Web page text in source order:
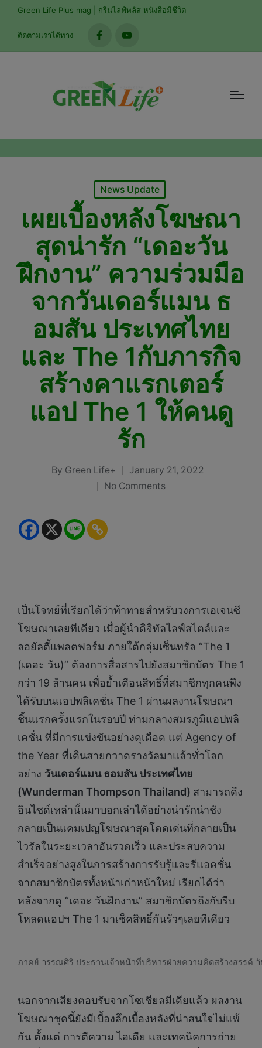
Green Life Plus mag | กรีนไลฟ์พลัส หนังสือมีชีวิต
ติดตามเราได้ทาง
facebookyoutube
Posted
News Update
เผยเบื้องหลังโฆษณา
สุดน่ารัก “เดอะวัน
ฝึกงาน” ความร่วมมือ
จากวันเดอร์แมน ธ
อมสัน ประเทศไทย
และ The 1กับภารกิจ
สร้างคาแรกเตอร์
แอป The 1 ให้คนดู
รัก
Posted
By Green Life+
January 21, 2022
No Comments
เป็นโจทย์ที่เรียกได้ว่าท้าทายสำหรับวงการเอเจนซี
โฆษณาเลยทีเดียว เมื่อผู้นำดิจิทัลไลฟ์สไตล์และ
ลอยัลตี้แพลตฟอร์ม ภายใต้กลุ่มเซ็นทรัล “The 1
(เดอะ วัน)” ต้องการสื่อสารไปยังสมาชิกบัตร The 1
กว่า 19 ล้านคน เพื่อย้ำเตือนสิทธิ์ที่สมาชิกทุกคนพึง
ได้รับบนแอปพลิเคชั่น The 1 ผ่านผลงานโฆษณา
ชิ้นแรกครั้งแรกในรอบปี ท่ามกลางสมรภูมิแอปพลิ
เคชั่น ที่มีการแข่งขันอย่างดุเดือด แต่ Agency of
the Year ที่เดินสายกวาดรางวัลมาแล้วทั่วโลก
อย่าง วันเดอร์แมน ธอมสัน ประเทศไทย
(Wunderman Thompson Thailand) สามารถดึง
อินไซด์เหล่านั้นมาบอกเล่าได้อย่างน่ารักน่าชัง
กลายเป็นแคมเปญโฆษณาสุดโดดเด่นที่กลายเป็น
ไวรัลในระยะเวลาอันรวดเร็ว และประสบความ
สำเร็จอย่างสูงในการสร้างการรับรู้และรีแอคชั่น
จากสมาชิกบัตรทั้งหน้าเก่าหน้าใหม่ เรียกได้ว่า
หลังจากดู “เดอะ วันฝึกงาน” สมาชิกบัตรถึงกับรีบ
โหลดแอปฯ The 1 มาเช็คสิทธิ์กันรัวๆเลยทีเดียว
ภาคย์ วรรณศิริ ประธานเจ้าหน้าที่บริหารฝ่ายความคิดสร้างสรรค์ วั
นอกจากเสียงตอบรับจากโซเชียลมีเดียแล้ว ผลงาน
โฆษณาชุดนี้ยังมีเบื้องลึกเบื้องหลังที่น่าสนใจไม่แพ้
กัน ตั้งแต่ การตีความ ไอเดีย และเทคนิคการถ่าย